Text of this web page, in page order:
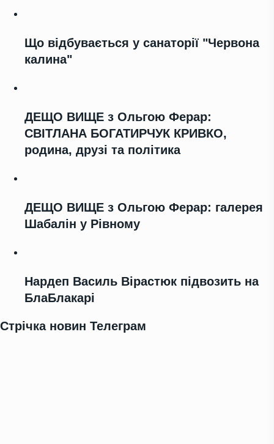
Що відбувається у санаторії "Червона
калина"
ДЕЩО ВИЩЕ з Ольгою Ферар:
СВІТЛАНА БОГАТИРЧУК КРИВКО,
родина, друзі та політика
ДЕЩО ВИЩЕ з Ольгою Ферар: галерея
Шабалін у Рівному
Нардеп Василь Вірастюк підвозить на
БлаБлакарі
Стрічка новин Телеграм